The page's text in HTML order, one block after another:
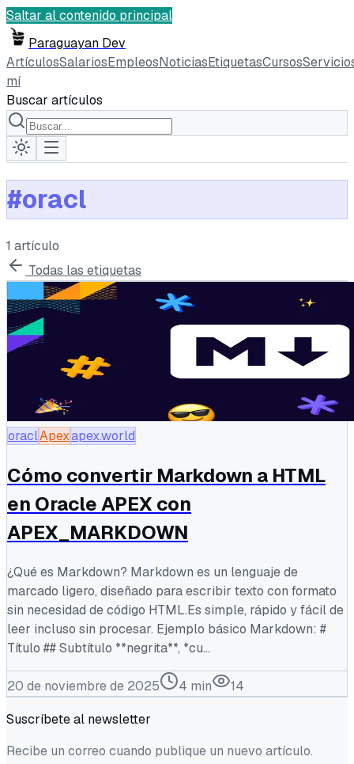
Saltar al contenido principal
Paraguayan Dev
ArtículosSalariosEmpleosNoticiasEtiquetasCursos
mí
Buscar artículos
#oracl
1 artículo
Todas las etiquetas
oraclApexapex.world
Cómo convertir Markdown a HTML
en Oracle APEX con
APEX_MARKDOWN
¿Qué es Markdown? Markdown es un lenguaje de
marcado ligero, diseñado para escribir texto con formato
sin necesidad de código HTML.Es simple, rápido y fácil de
leer incluso sin procesar. Ejemplo básico Markdown: #
Título ## Subtítulo **negrita**, *cu...
20 de noviembre de 2025 4 min
14
Suscríbete al newsletter
Recibe un correo cuando publique un nuevo artículo.